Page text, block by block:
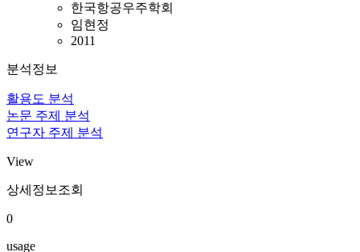
한국항공우주학회
임현정
2011
분석정보
활용도 분석
논문 주제 분석
연구자 주제 분석
View
상세정보조회
0
usage